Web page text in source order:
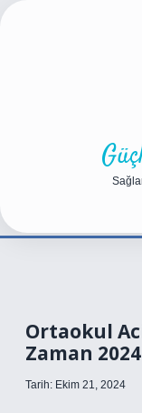
Ortaokul
Zaman 2024
Tarih: Ekim 21, 2024